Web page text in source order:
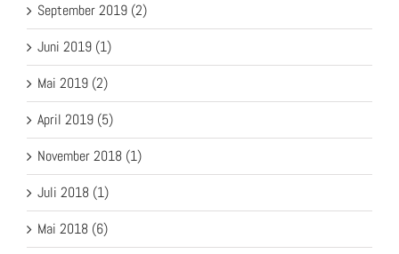
September 2019 (2)
Juni 2019 (1)
Mai 2019 (2)
April 2019 (5)
November 2018 (1)
Juli 2018 (1)
Mai 2018 (6)